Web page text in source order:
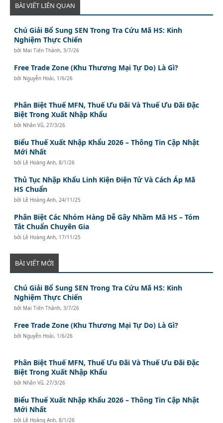
BÀI VIẾT LIÊN QUAN
Chú Giải Bổ Sung SEN Trong Tra Cứu Mã HS: Kinh
Nghiệm Thực Chiến
bởi Mai Tiến Thành,3/7/26
Free Trade Zone (Khu Thương Mại Tự Do) Là Gì?
bởi Nguyễn Hoài, 1/6/26
Phân Biệt Thuế MFN, Thuế Ưu Đãi Và Thuế Ưu Đãi Đặc
Biệt Trong Xuất Nhập Khẩu
bởi Nhân Vũ, 27/3/26
Biểu Thuế Xuất Nhập Khẩu 2026 – Thông Tin Cập Nhật
Mới Nhất
bởi Lê Hoàng Anh,8/1/26
Thủ Tục Nhập Khẩu Linh Kiện Điện Tử Và Cách Áp Mã
HS Chuẩn
bởi Lê Hoàng Anh, 24/11/25
Phân Biệt Các Nhóm Hàng Dễ Gây Nhầm Mã HS – Tóm
Tắt Chuẩn Chuyên Gia
bởi Lê Hoàng Anh, 17/11/25
BÀI VIẾT MỚI
Chú Giải Bổ Sung SEN Trong Tra Cứu Mã HS: Kinh
Nghiệm Thực Chiến
bởi Mai Tiến Thành,3/7/26
Free Trade Zone (Khu Thương Mại Tự Do) Là Gì?
bởi Nguyễn Hoài, 1/6/26
Phân Biệt Thuế MFN, Thuế Ưu Đãi Và Thuế Ưu Đãi Đặc
Biệt Trong Xuất Nhập Khẩu
bởi Nhân Vũ, 27/3/26
Biểu Thuế Xuất Nhập Khẩu 2026 – Thông Tin Cập Nhật
Mới Nhất
bởi Lê Hoàng Anh,8/1/26